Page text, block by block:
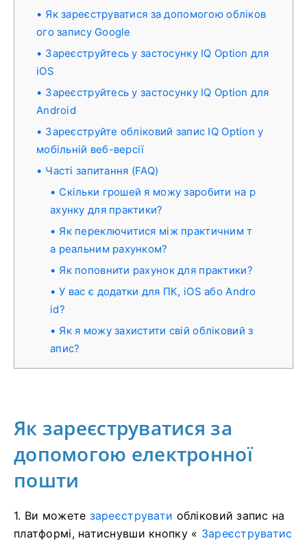
Як зареєструватися за допомогою обліков
ого запису Google
Зареєструйтесь у застосунку IQ Option для
iOS
Зареєструйтесь у застосунку IQ Option для
Android
Зареєструйте обліковий запис IQ Option у
мобільній веб-версії
Часті запитання (FAQ)
Скільки грошей я можу заробити на р
ахунку для практики?
Як переключитися між практичним т
а реальним рахунком?
Як поповнити рахунок для практики?
У вас є додатки для ПК, iOS або Andro
id?
Як я можу захистити свій обліковий з
апис?
Як зареєструватися за
допомогою електронної
пошти
1. Ви можете зареєструвати обліковий запис на
платформі, натиснувши кнопку « Зареєструватис